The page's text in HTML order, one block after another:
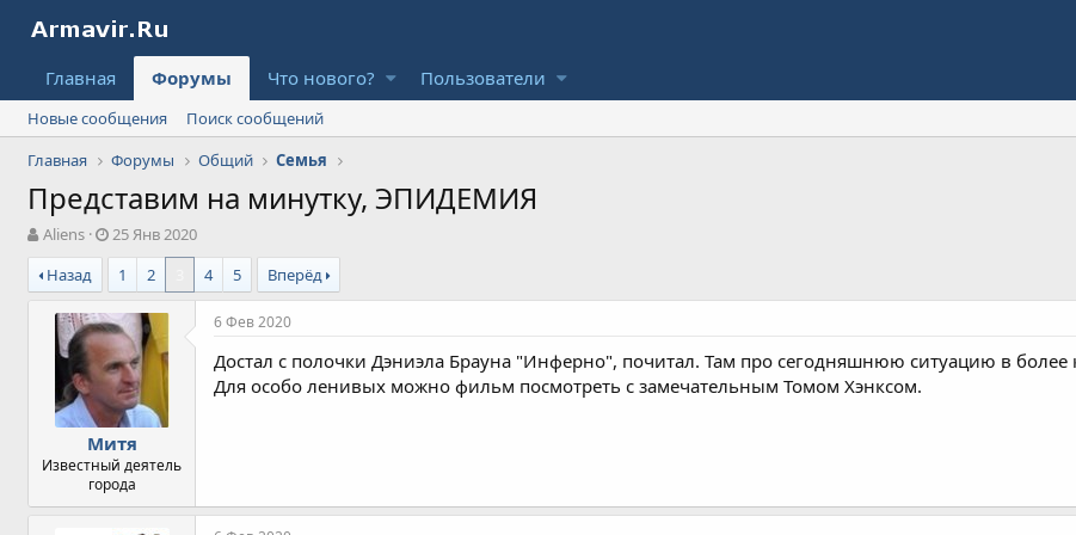
Главная Форумы Что нового? Пользователи
Новые сообщения
Поиск сообщений
Главная
Форумы Общий Семья
Представим на минутку, ЭПИДЕМИЯ
А
в
т
о
Aliens
Д
а
а
н
а
ч
а
л
а
25 Янв 2020
Назад
1 2 4 5 Вперёд
Митя
Известный деятель
города
6 Фев 2020
Достал с полочки Дэниэла Брауна "Инферно", почитал. Там про сегодняшнюю ситуацию в более
Для особо ленивых можно фильм посмотреть с замечательным Томом Хэнксом.